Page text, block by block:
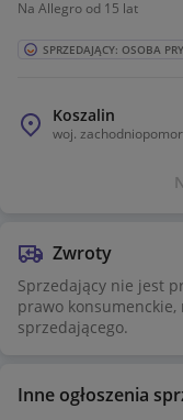
Na Allegro od 15 lat
SPRZEDAJĄCY: OSOBA
Koszalin
woj.
Zwroty
Sprzedający nie jest
prawo
sprzedającego.
Inne ogłoszenia